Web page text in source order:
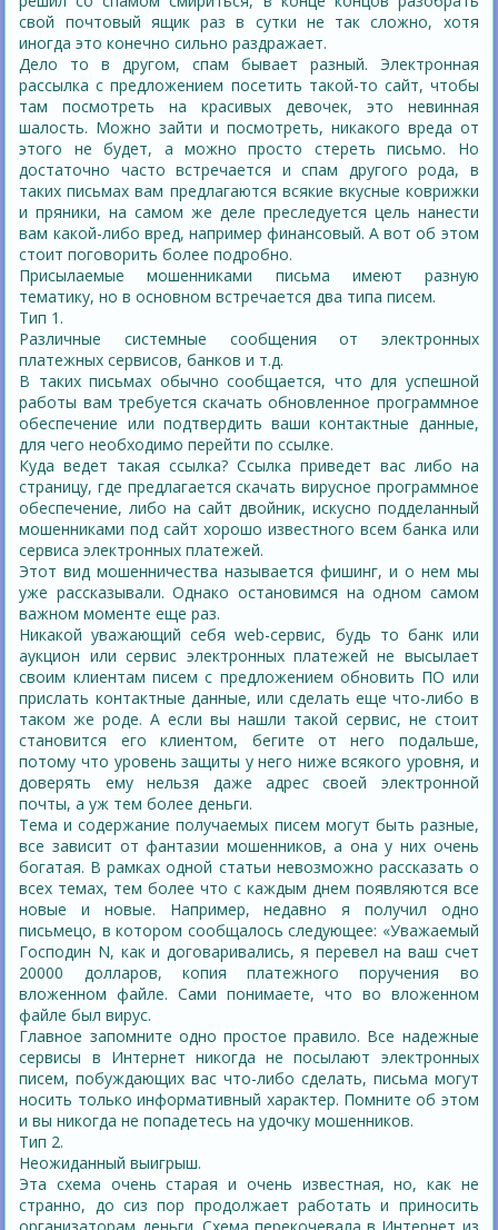
свой почтовый ящик раз в сутки не так сложно, хотя
иногда это конечно сильно раздражает.
Дело то в другом, спам бывает разный. Электронная
рассылка с предложением посетить такой-то сайт, чтобы
там посмотреть на красивых девочек, это невинная
шалость. Можно зайти и посмотреть, никакого вреда от
этого не будет, а можно просто стереть письмо. Но
достаточно часто встречается и спам другого рода, в
таких письмах вам предлагаются всякие вкусные коврижки
и пряники, на самом же деле преследуется цель нанести
вам какой-либо вред, например финансовый. А вот об этом
стоит поговорить более подробно.
Присылаемые мошенниками письма имеют разную
тематику, но в основном встречается два типа писем.
Тип 1.
Различные системные сообщения от электронных
платежных сервисов, банков и т.д.
В таких письмах обычно сообщается, что для успешной
работы вам требуется скачать обновленное программное
обеспечение или подтвердить ваши контактные данные,
для чего необходимо перейти по ссылке.
Куда ведет такая ссылка? Ссылка приведет вас либо на
страницу, где предлагается скачать вирусное программное
обеспечение, либо на сайт двойник, искусно подделанный
мошенниками под сайт хорошо известного всем банка или
сервиса электронных платежей.
Этот вид мошенничества называется фишинг, и о нем мы
уже рассказывали. Однако остановимся на одном самом
важном моменте еще раз.
Никакой уважающий себя web-сервис, будь то банк или
аукцион или сервис электронных платежей не высылает
своим клиентам писем с предложением обновить ПО или
прислать контактные данные, или сделать еще что-либо в
таком же роде. А если вы нашли такой сервис, не стоит
становится его клиентом, бегите от него подальше,
потому что уровень защиты у него ниже всякого уровня, и
доверять ему нельзя даже адрес своей электронной
почты, а уж тем более деньги.
Тема и содержание получаемых писем могут быть разные,
все зависит от фантазии мошенников, а она у них очень
богатая. В рамках одной статьи невозможно рассказать о
всех темах, тем более что с каждым днем появляются все
новые и новые. Например, недавно я получил одно
письмецо, в котором сообщалось следующее: «Уважаемый
Господин N, как и договаривались, я перевел на ваш счет
20000 долларов, копия платежного поручения во
вложенном файле. Сами понимаете, что во вложенном
файле был вирус.
Главное запомните одно простое правило. Все надежные
сервисы в Интернет никогда не посылают электронных
писем, побуждающих вас что-либо сделать, письма могут
носить только информативный характер. Помните об этом
и вы никогда не попадетесь на удочку мошенников.
Тип 2.
Неожиданный выигрыш.
Эта схема очень старая и очень известная, но, как не
странно, до сиз пор продолжает работать и приносить